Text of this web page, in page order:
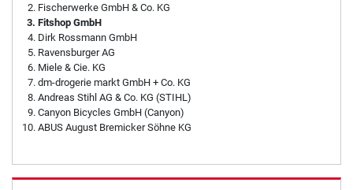
Fischerwerke GmbH & Co. KG
Fitshop GmbH
Dirk Rossmann GmbH
Ravensburger AG
Miele & Cie. KG
dm-drogerie markt GmbH + Co. KG
Andreas Stihl AG & Co. KG (STIHL)
Canyon Bicycles GmbH (Canyon)
ABUS August Bremicker Söhne KG